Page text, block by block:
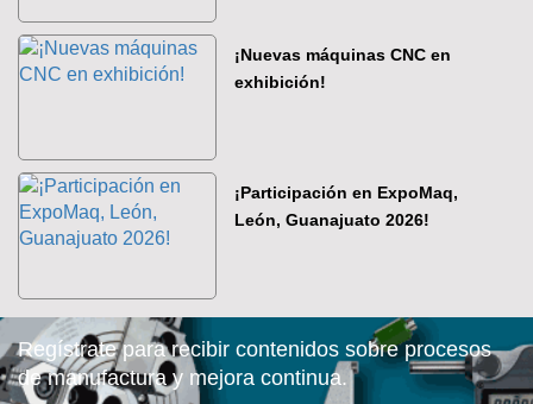
¡Nuevas máquinas CNC en
exhibición!
¡Participación en ExpoMaq,
León, Guanajuato 2026!
Regístrate para recibir contenidos sobre procesos
de manufactura y mejora continua.